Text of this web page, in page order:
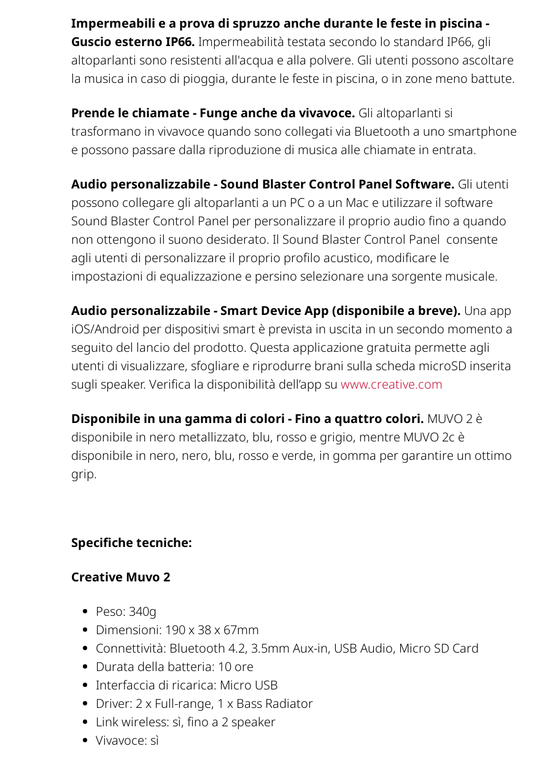
Impermeabili e a prova di spruzzo anche durante le feste in piscina -
Guscio esterno IP66. Impermeabilità testata secondo lo standard IP66, gli
altoparlanti sono resistenti all'acqua e alla polvere. Gli utenti possono ascoltare
la musica in caso di pioggia, durante le feste in piscina, o in zone meno battute.
Prende le chiamate - Funge anche da vivavoce. Gli altoparlanti si
trasformano in vivavoce quando sono collegati via Bluetooth a uno smartphone
e possono passare dalla riproduzione di musica alle chiamate in entrata.
Audio personalizzabile - Sound Blaster Control Panel Software. Gli utenti
possono collegare gli altoparlanti a un PC o a un Mac e utilizzare il software
Sound Blaster Control Panel per personalizzare il proprio audio fino a quando
non ottengono il suono desiderato. Il Sound Blaster Control Panel consente
agli utenti di personalizzare il proprio profilo acustico, modificare le
impostazioni di equalizzazione e persino selezionare una sorgente musicale.
Audio personalizzabile - Smart Device App (disponibile a breve). Una app
iOS/Android per dispositivi smart è prevista in uscita in un secondo momento a
seguito del lancio del prodotto. Questa applicazione gratuita permette agli
utenti di visualizzare, sfogliare e riprodurre brani sulla scheda microSD inserita
sugli speaker. Verifica la disponibilità dell’app su www.creative.com
Disponibile in una gamma di colori - Fino a quattro colori. MUVO 2 è
disponibile in nero metallizzato, blu, rosso e grigio, mentre MUVO 2c è
disponibile in nero, nero, blu, rosso e verde, in gomma per garantire un ottimo
grip.
Specifiche tecniche:
Creative Muvo 2
Peso: 340g
Dimensioni: 190 x 38 x 67mm
Connettività: Bluetooth 4.2, 3.5mm Aux-in, USB Audio, Micro SD Card
Durata della batteria: 10 ore
Interfaccia di ricarica: Micro USB
Driver: 2 x Full-range, 1 x Bass Radiator
Link wireless: sì, fino a 2 speaker
Vivavoce: sì